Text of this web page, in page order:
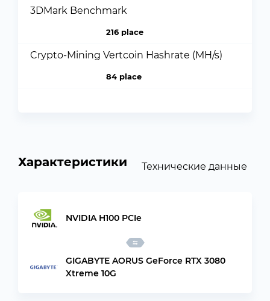
3DMark Benchmark
216 place
Crypto-Mining Vertcoin Hashrate (MH/s)
84 place
Характеристики Технические данные
NVIDIA H100 PCIe
GIGABYTE AORUS GeForce RTX 3080
Xtreme 10G